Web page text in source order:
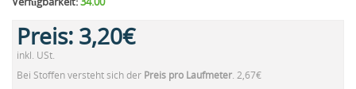
Preis: 3,20€
inkl. USt.
Bei Stoffen versteht sich der Preis pro Laufmeter. 2,67€